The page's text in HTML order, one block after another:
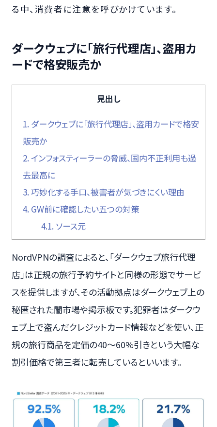
る中、消費者に注意を呼びかけています。
ダークウェブに「旅行代理店」、盗用カ
ードで格安販売か
見出し
1. ダークウェブに「旅行代理店」、盗用カードで格安
販売か
2. インフォスティーラーの脅威、国内不正利用も過
去最高に
3. 巧妙化する手口、被害者が気づきにくい理由
4. GW前に確認したい五つの対策
4.1. ソース元
NordVPNの調査によると、「ダークウェブ旅行代理
店」は正規の旅行予約サイトと同様の形態でサービ
スを提供しますが、その活動拠点はダークウェブ上の
秘匿された闇市場や掲示板です。犯罪者はダークウ
ェブ上で盗んだクレジットカード情報などを使い、正
規の旅行商品を定価の40〜60%引きという大幅な
割引価格で第三者に転売しているといいます。